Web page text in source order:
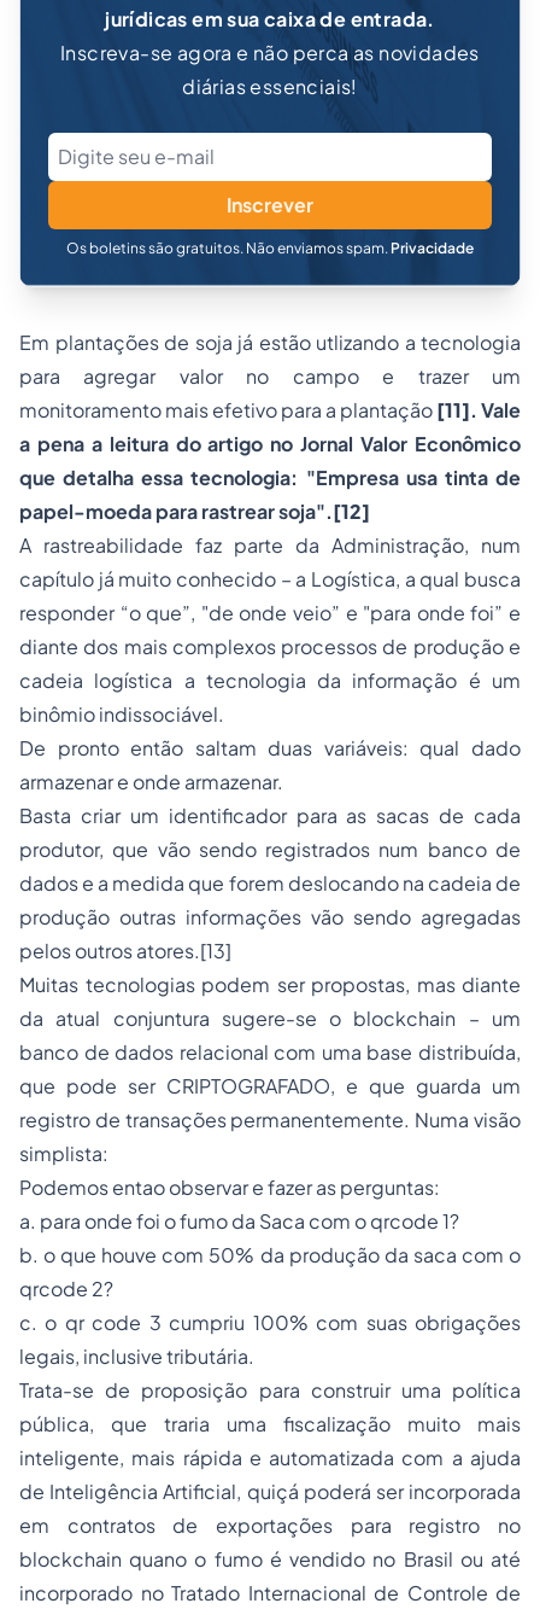
jurídicas em sua caixa de entrada.
Inscreva-se agora e não perca as novidades
diárias essenciais!
Inscrever
Os boletins são gratuitos. Não enviamos spam. Privacidade
Em plantações de soja já estão utlizando a tecnologia
para agregar valor no campo e trazer um
monitoramento mais efetivo para a plantação[11]. Vale
a pena a leitura do artigo no Jornal Valor Econômico
que detalha essa tecnologia: "Empresa usa tinta de
papel-moeda para rastrear soja".[12]
A rastreabilidade faz parte da Administração, num
capítulo já muito conhecido – a Logística, a qual busca
responder “o que”, "de onde veio” e "para onde foi” e
diante dos mais complexos processos de produção e
cadeia logística a tecnologia da informação é um
binômio indissociável.
De pronto então saltam duas variáveis: qual dado
armazenar e onde armazenar.
Basta criar um identificador para as sacas de cada
produtor, que vão sendo registrados num banco de
dados e a medida que forem deslocando na cadeia de
produção outras informações vão sendo agregadas
pelos outros atores.[13]
Muitas tecnologias podem ser propostas, mas diante
da atual conjuntura sugere-se o blockchain – um
banco de dados relacional com uma base distribuída,
que pode ser CRIPTOGRAFADO, e que guarda um
registro de transações permanentemente. Numa visão
simplista:
Podemos entao observar e fazer as perguntas:
a. para onde foi o fumo da Saca com o qrcode 1?
b. o que houve com 50% da produção da saca com o
qrcode 2?
c. o qr code 3 cumpriu 100% com suas obrigações
legais, inclusive tributária.
Trata-se de proposição para construir uma política
pública, que traria uma fiscalização muito mais
inteligente, mais rápida e automatizada com a ajuda
de Inteligência Artificial, quiçá poderá ser incorporada
em contratos de exportações para registro no
blockchain quano o fumo é vendido no Brasil ou até
incorporado no Tratado Internacional de Controle de